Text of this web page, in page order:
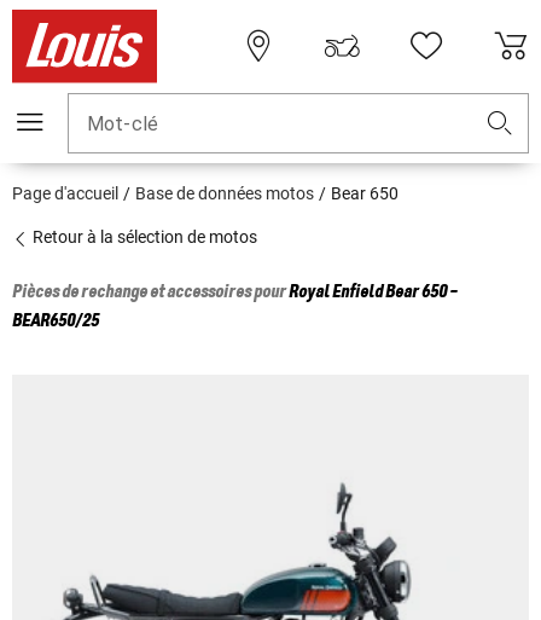
Mot-clé
Page d'accueil Base de données motos Bear 650
Retour à la sélection de motos
Pièces de rechange et accessoires pourRoyal EnfieldBear 650 -
BEAR650/25